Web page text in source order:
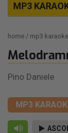
MP3
home mp3 karaoke
Pino Daniele
MP3